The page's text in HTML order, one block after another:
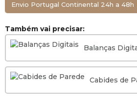
Envio Portugal Continental 24h a 48h
Também vai precisar:
Balanças
Cabides de